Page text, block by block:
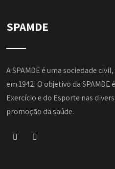
SPAMDE
A SPAMDE é uma sociedade
em 1942. O objetivo da
Exercício e do Esporte nas
promoção da saúde.